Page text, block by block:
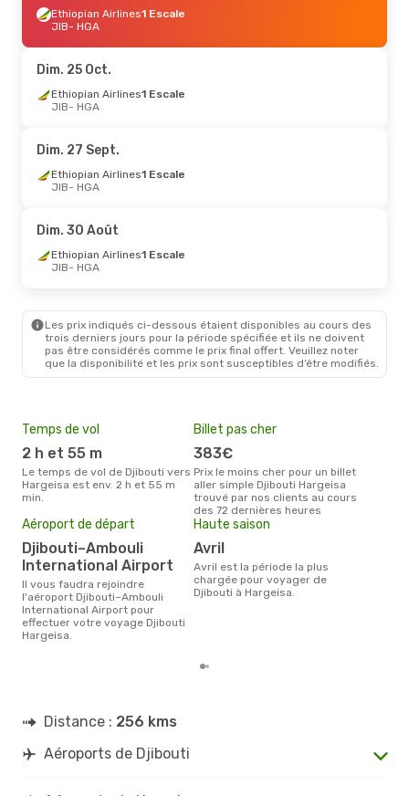
Ethiopian Airlines1 Escale
JIB- HGA
Dim. 25 Oct.
Ethiopian Airlines1 Escale
JIB- HGA
Dim. 27 Sept.
Ethiopian Airlines1 Escale
JIB- HGA
Dim. 30 Août
Ethiopian Airlines1 Escale
JIB- HGA
Les prix indiqués ci-dessous étaient disponibles au cours des
trois derniers jours pour la période spécifiée et ils ne doivent
pas être considérés comme le prix final offert. Veuillez noter
que la disponibilité et les prix sont susceptibles d’être modifiés.
Temps de vol
2 h et 55 m
Le temps de vol de Djibouti vers
Hargeisa est env. 2 h et 55 m
min.
Billet pas cher
383€
Prix le moins cher pour un billet
aller simple Djibouti Hargeisa
trouvé par nos clients au cours
des 72 dernières heures
Aéroport de départ
Djibouti–Ambouli
International Airport
Il vous faudra rejoindre
l'aéroport Djibouti–Ambouli
International Airport pour
effectuer votre voyage Djibouti
Hargeisa.
Haute saison
avril
avril est la période la plus
chargée pour voyager de
Djibouti à Hargeisa.
Distance : 256 kms
Aéroports de Djibouti